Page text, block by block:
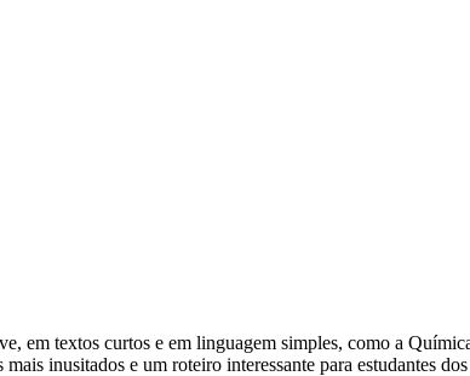
em textos curtos e em linguagem simples, como a
inusitados e um roteiro interessante para estudantes